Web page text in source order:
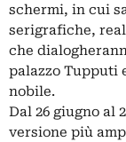
schermi, in cui
serigrafiche,
che
palazzo Tupputi
nobile.
Dal 26 giugno al
versione più